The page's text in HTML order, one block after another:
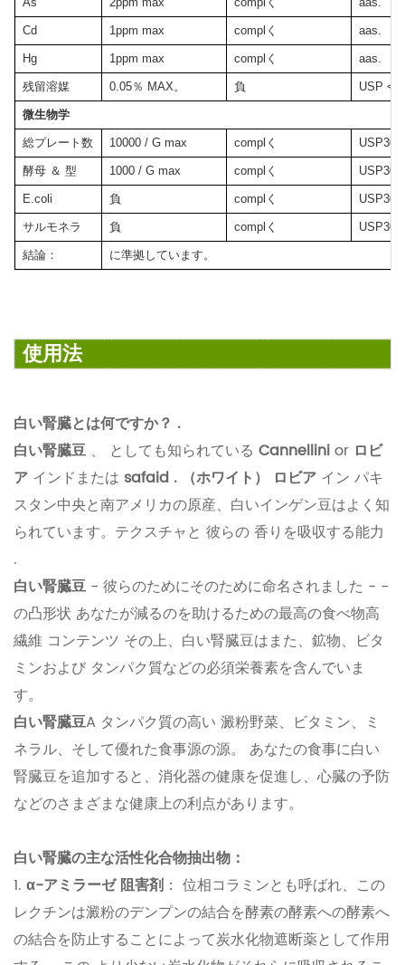
As 2ppm max complく aas.
Cd 1ppm max complく aas.
Hg 1ppm max complく aas.
残留溶媒 0.05％ MAX。 負 USP
微生物学
総プレート数 10000 / G max complく USP30
酵母 ＆ 型 1000 / G max complく USP30
E.coli 負 complく USP30
サルモネラ 負 complく USP30
結論： に準拠しています。
使用法
白い腎臓とは何ですか？ .
白い腎臓豆 、 としても知られている Cannellinior ロビ
ア インドまたは safaid . （ホワイト） ロビア イン パキ
スタン中央と南アメリカの原産、白いインゲン豆はよく知
られています。テクスチャと 彼らの 香りを吸収する能力
.
白い腎臓豆 - 彼らのためにそのために命名されました - -
の凸形状 あなたが減るのを助けるための最高の食べ物高
繊維 コンテンツ その上、白い腎臓豆はまた、鉱物、ビタ
ミンおよび タンパク質などの必須栄養素を含んでいま
す。
白い腎臓豆A タンパク質の高い 澱粉野菜、ビタミン、ミ
ネラル、そして優れた食事源の源。 あなたの食事に白い
腎臓豆を追加すると、消化器の健康を促進し、心臓の予防
などのさまざまな健康上の利点があります。
白い腎臓の主な活性化合物抽出物：
1. α-アミラーゼ 阻害剤 ： 位相コラミンとも呼ばれ、この
レクチンは澱粉のデンプンの結合を酵素の酵素への酵素へ
の結合を防止することによって炭水化物遮断薬として作用